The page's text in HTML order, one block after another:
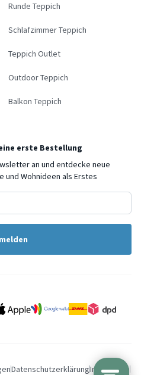
Runde Teppich
Schlafzimmer Teppich
Teppich Outlet
Outdoor Teppich
Balkon Teppich
erste Bestellung
an und entdecke neue
und Wohnideen als Erstes
DatenschutzerklärungImpressum